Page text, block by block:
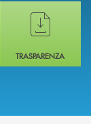
immediata ?
Hai bisogno di
TRASPARENZA